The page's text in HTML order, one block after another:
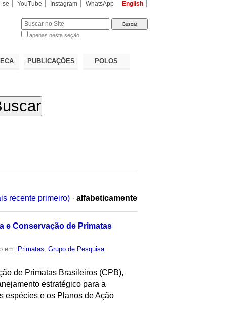
se YouTube Instagram WhatsApp English
apenas nesta seção
PUBLICAÇÕES POLOS
recente primeiro) · alfabeticamente
e Conservação de Primatas
em: Primatas ,Grupo de Pesquisa
de Primatas Brasileiros (CPB),
estratégico para a
espécies e os Planos de Ação